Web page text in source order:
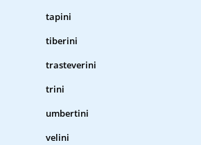
tapini
tiberini
trasteverini
trini
umbertini
velini